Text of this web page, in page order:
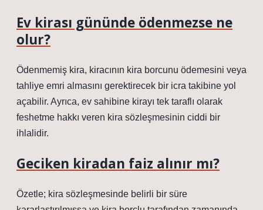
Ev kirası gününde ödenmezse ne
olur?
Ödenmemiş kira, kiracının kira borcunu ödemesini veya
tahliye emri almasını gerektirecek bir icra takibine yol
açabilir. Ayrıca, ev sahibine kirayı tek taraflı olarak
feshetme hakkı veren kira sözleşmesinin ciddi bir
ihlalidir.
Geciken kiradan faiz alınır mı?
Özetle; kira sözleşmesinde belirli bir süre